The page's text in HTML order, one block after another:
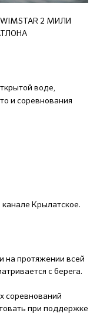
2 МИЛИ
воде,
и соревнования
Крылатское.
на протяжении всей
с берега.
соревнований
при поддержке